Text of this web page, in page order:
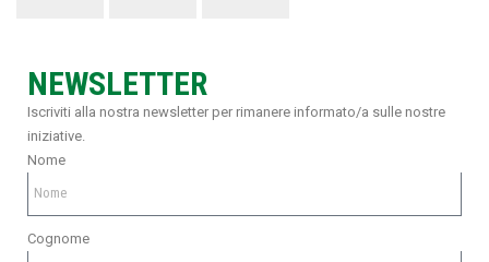
NEWSLETTER
Iscriviti alla nostra newsletter per rimanere informato/a sulle nostre
iniziative.
Nome
Cognome